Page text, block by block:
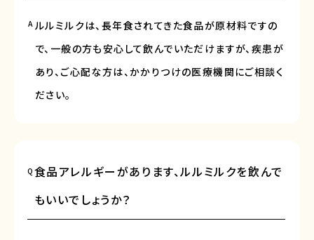
A ルルミルクは、長年食されてきた食品が原材料ですの
で、一般の方も安心して飲んでいただけますが、疾患が
あり、ご心配な方は、かかりつけの医療機関にご相談く
ださい。
Q 食品アレルギーがあります、ルルミルクを飲んで
もいいでしょうか？